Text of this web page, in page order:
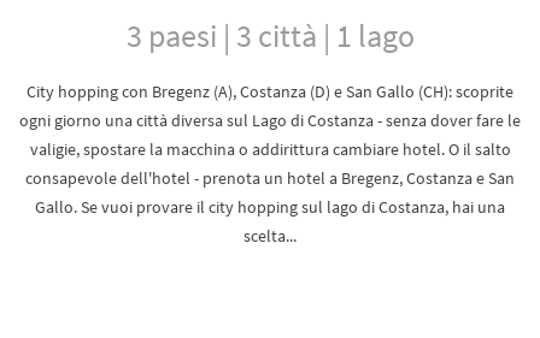
3 paesi | 3 città | 1 lago
City hopping con Bregenz (A), Costanza (D) e San Gallo (CH): scoprite
ogni giorno una città diversa sul Lago di Costanza - senza dover fare le
valigie, spostare la macchina o addirittura cambiare hotel. O il salto
consapevole dell'hotel - prenota un hotel a Bregenz, Costanza e San
Gallo. Se vuoi provare il city hopping sul lago di Costanza, hai una
scelta...